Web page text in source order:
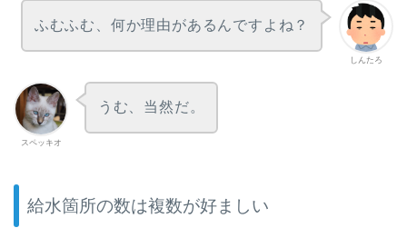
しんたろ
ふむふむ、何か理由があるんですよね？
スペッキオ
うむ、当然だ。
給水箇所の数は複数が好ましい